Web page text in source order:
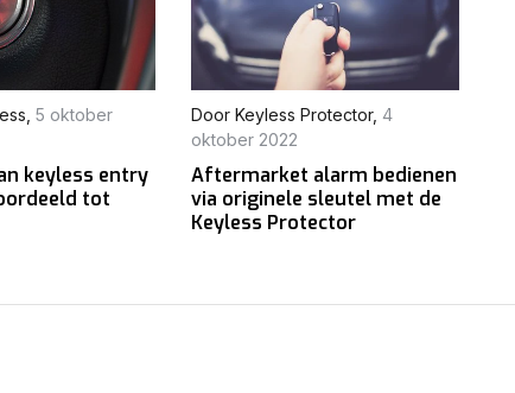
5 oktober
keyless entry
tot
Door Keyless Protector, 4
oktober 2022
Aftermarket alarm bedienen
via originele sleutel met de
Keyless Protector